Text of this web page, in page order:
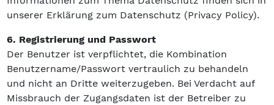
unserer Erklärung zum Datenschutz (Privacy Policy).
6. Registrierung und Passwort
Der Benutzer ist verpflichtet, die Kombination
Benutzername/Passwort vertraulich zu behandeln
und nicht an Dritte weiterzugeben. Bei Verdacht auf
Missbrauch der Zugangsdaten ist der Betreiber zu